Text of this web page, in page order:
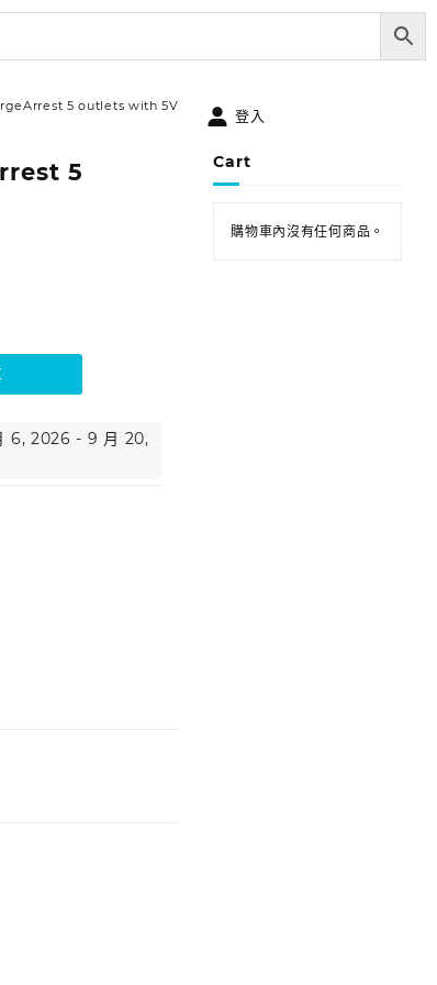
5 outlets with 5V
5
2026 - 9 月 20,
登入
Cart
購物車內沒有任何商品。